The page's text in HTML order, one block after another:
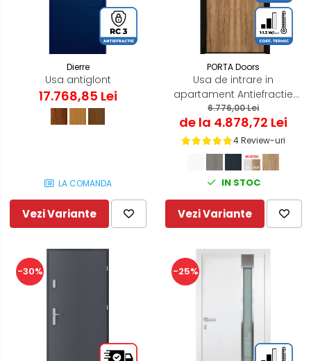
Dierre
Usa antiglont
17.768,85 Lei
LA COMANDA
Vezi Variante
PORTA Doors
Usa de intrare in
apartament Antiefractie
PORTA EXTREME RC 3 cu
autoinchidere
6.776,00 Lei
de la 4.878,72 Lei
4 Review-uri
IN STOC
Vezi Variante
-30% -25%